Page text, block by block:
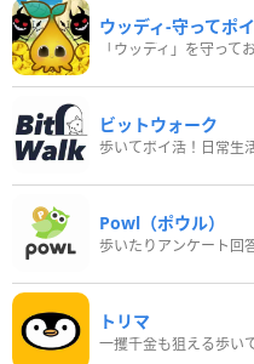
ウッディ‐守ってポ
「ウッディ」を守って
ビットウォーク
Powl（ポウル）
トリマ
一攫千金も狙える歩い